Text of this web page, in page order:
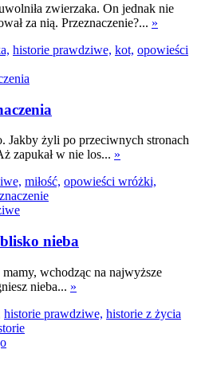
zwierzaka. On jednak nie
za nią. Przeznaczenie?... »
historie prawdziwe, kot, opowieści
Jakby żyli po przeciwnych stronach
zapukał w nie los... »
miłość, opowieści wróżki,
nieba
wchodząc na najwyższe
nieba... »
historie prawdziwe, historie z życia